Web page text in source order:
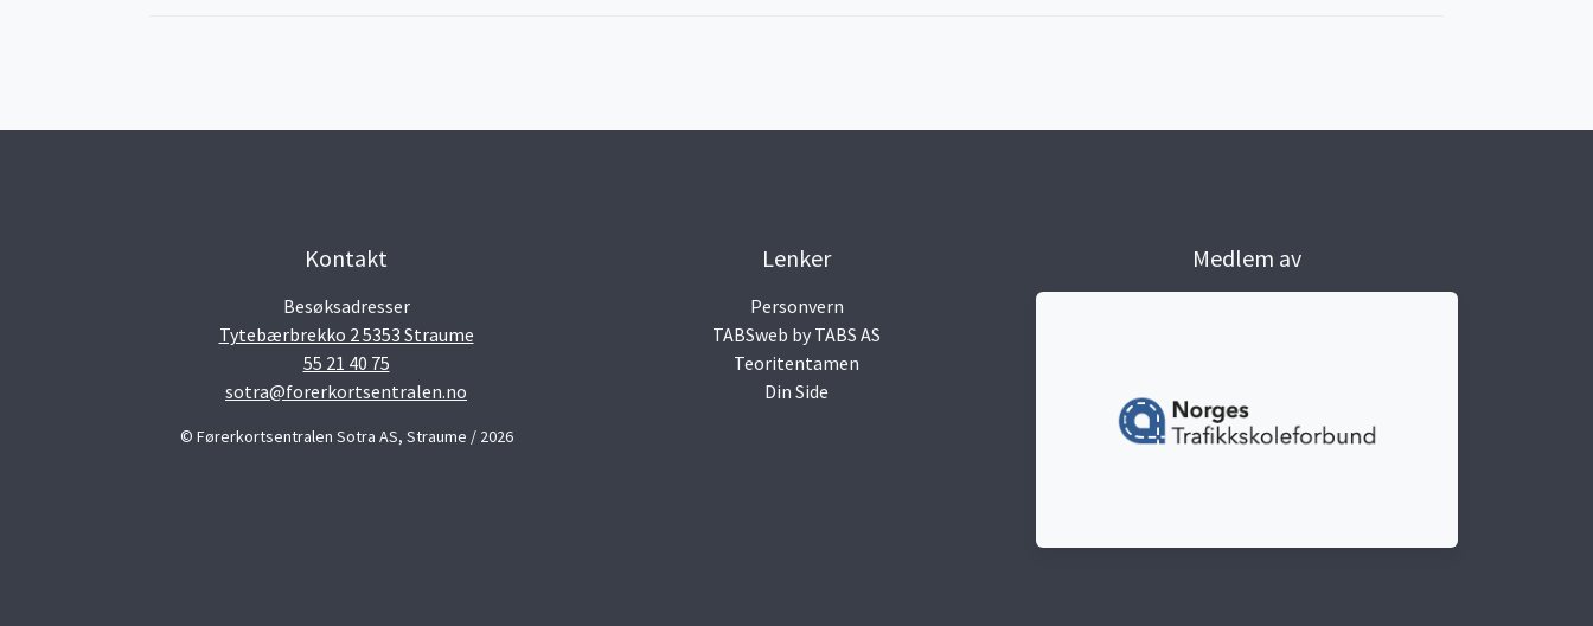
Kontakt
Besøksadresser
Tytebærbrekko 2 5353 Straume
55 21 40 75
sotra@forerkortsentralen.no
© Førerkortsentralen Sotra AS, Straume / 2026
Lenker
Personvern
TABSweb by TABS AS
Teoritentamen
Din Side
Medlem av